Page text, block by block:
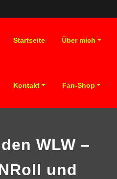
Startseite Über mich
Kontakt Fan-Shop
WLW –
und